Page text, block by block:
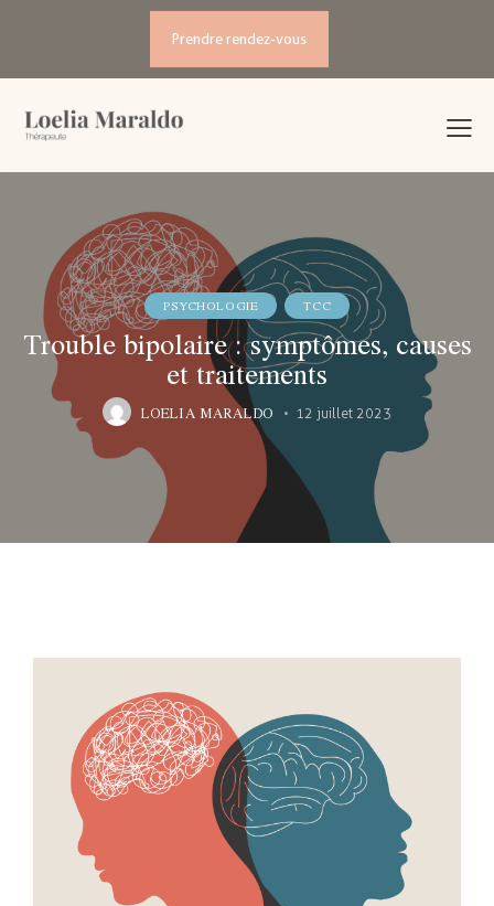
Prendre rendez-vous
PSYCHOLOGIE TCC
Trouble bipolaire : symptômes, causes
et traitements
LOELIA MARALDO 12 juillet 2023